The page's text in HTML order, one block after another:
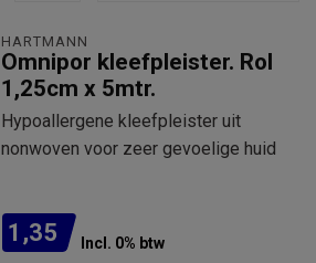
HARTMANN
Omnipor kleefpleister. Rol
1,25cm x 5mtr.
Hypoallergene kleefpleister uit
nonwoven voor zeer gevoelige huid
1,35 Incl. 0% btw